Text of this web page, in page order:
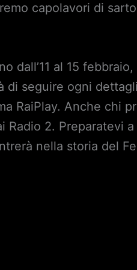
capolavori di
dall’11 al 15 febbraio,
di seguire ogni
RaiPlay. Anche chi
Radio 2. Preparatevi
nella storia del